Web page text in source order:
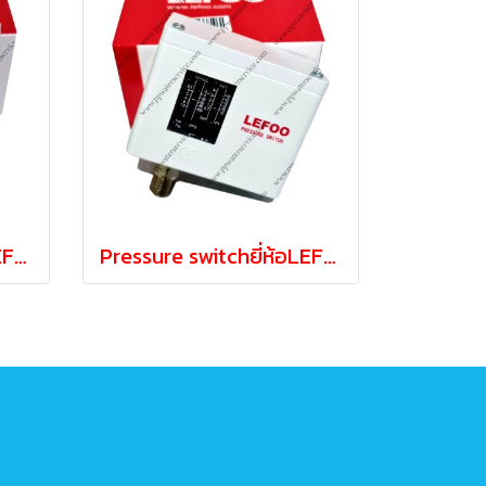
Pressure switchยี่ห้อLEFOO LE5514 เพรสเชอร์สวิทช์ Pressure switchยี่ห้อLEFOO LE5508 เพรสเซอร์สวิทซ์